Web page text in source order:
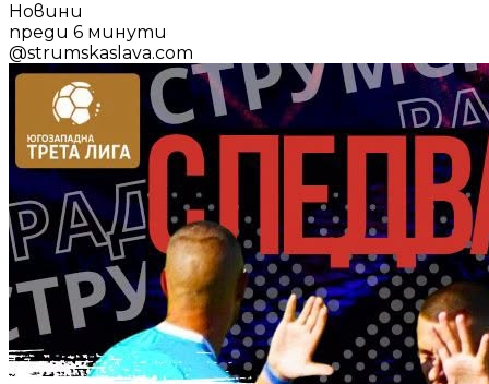
Новини
преди 6 минути
@strumskaslava.com